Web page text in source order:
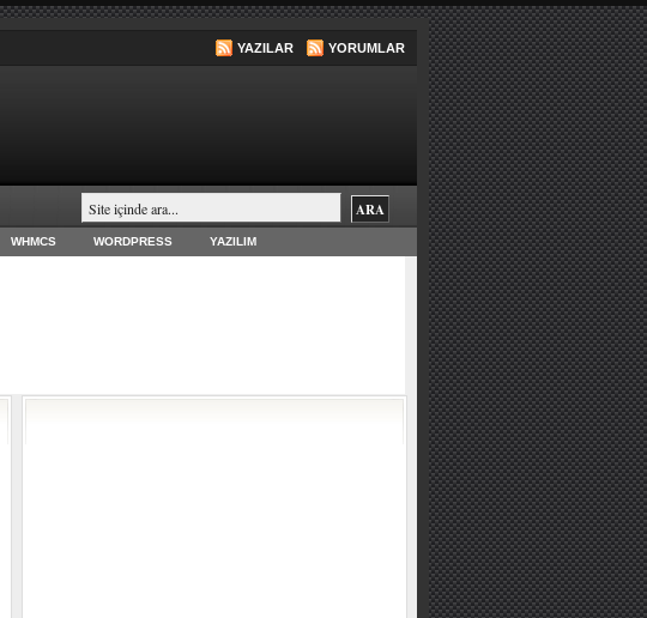
YAZILAR YORUMLAR
WHMCS WORDPRESS YAZILIM